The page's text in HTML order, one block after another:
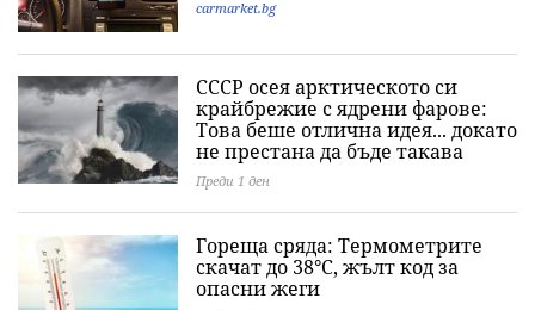
carmarket.bg
СССР осея арктическото си
крайбрежие с ядрени фарове:
Това беше отлична идея... докато
не престана да бъде такава
Преди 1 ден
Гореща сряда: Термометрите
скачат до 38°C, жълт код за
опасни жеги